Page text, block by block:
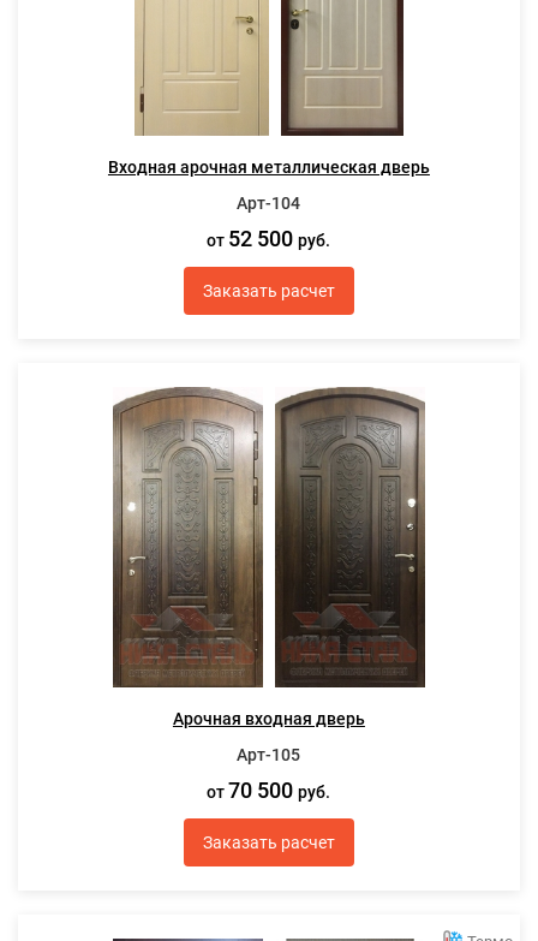
Входная арочная металлическая дверь
Арт-104
от 52 500руб.
Заказать расчет
Арочная входная дверь
Арт-105
от 70 500руб.
Заказать расчет